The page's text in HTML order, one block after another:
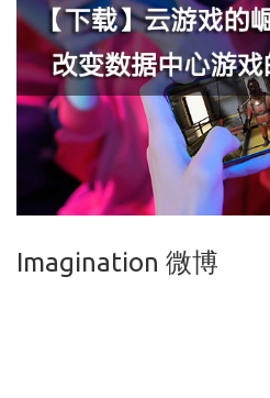
Imagination 微博